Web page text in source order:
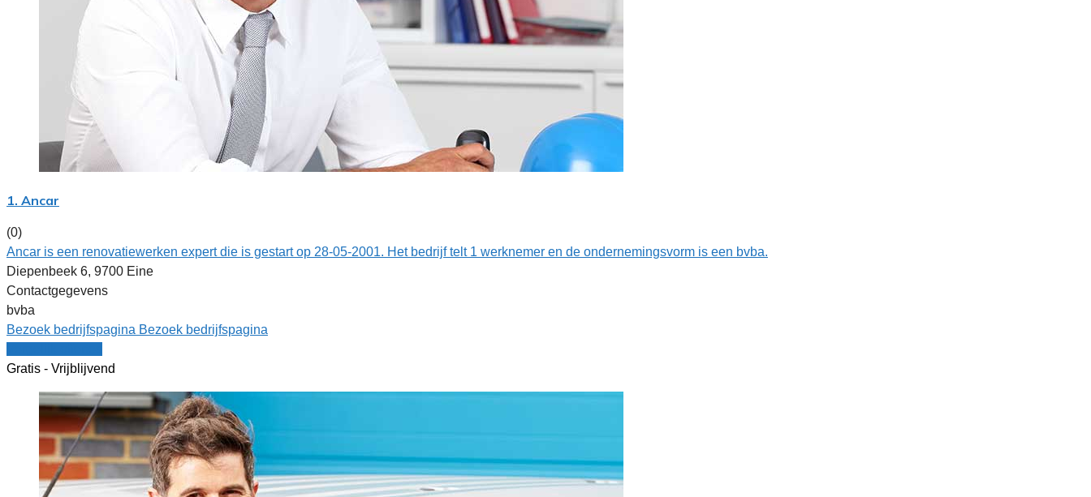
1. Ancar
(0)
Ancar is een renovatiewerken expert die is gestart op 28-05-2001. Het bedrijf telt 1 werknemer en de ondernemingsvorm is een bvba.
Diepenbeek 6, 9700 Eine
Contactgegevens
bvba
Bezoek bedrijfspagina Bezoek bedrijfspagina
Gratis - Vrijblijvend